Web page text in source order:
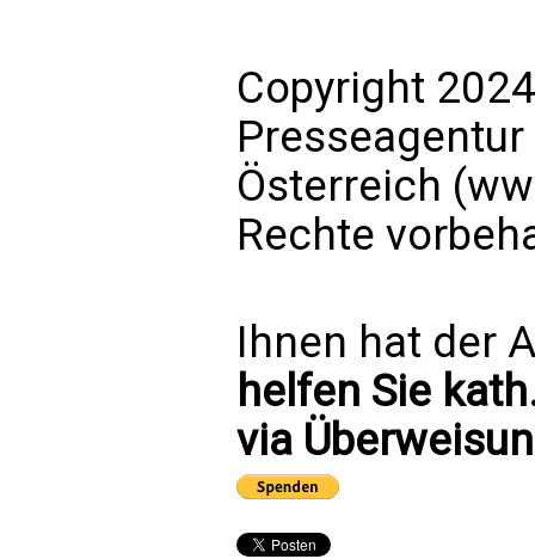
Copyright
Presseagentur
Österreich
Rechte
Ihnen hat der
helfen Sie
via